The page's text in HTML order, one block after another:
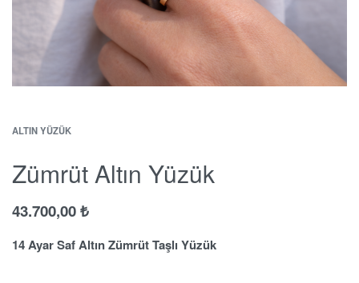
ALTIN YÜZÜK
Zümrüt Altın Yüzük
43.700,00₺
14 Ayar Saf Altın Zümrüt Taşlı Yüzük